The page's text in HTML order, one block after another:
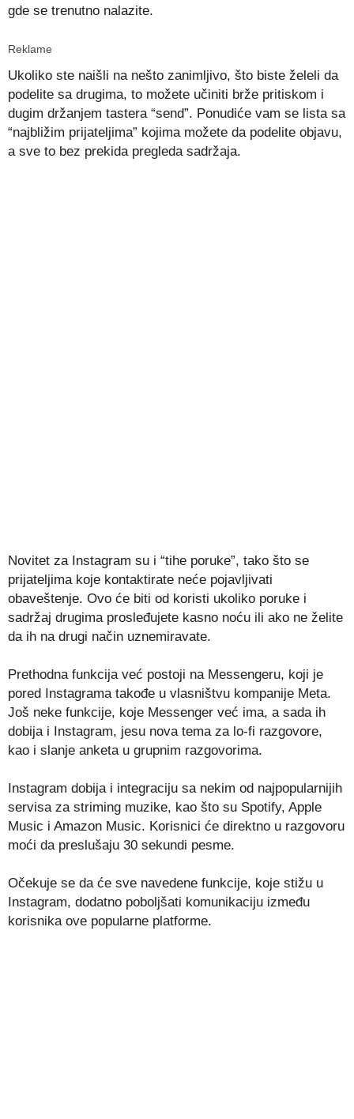
gde se trenutno nalazite.
Reklame
Ukoliko ste naišli na nešto zanimljivo, što biste želeli da
podelite sa drugima, to možete učiniti brže pritiskom i
dugim držanjem tastera “send”. Ponudiće vam se lista sa
“najbližim prijateljima” kojima možete da podelite objavu,
a sve to bez prekida pregleda sadržaja.
Novitet za Instagram su i “tihe poruke”, tako što se
prijateljima koje kontaktirate neće pojavljivati
obaveštenje. Ovo će biti od koristi ukoliko poruke i
sadržaj drugima prosleđujete kasno noću ili ako ne želite
da ih na drugi način uznemiravate.
Prethodna funkcija već postoji na Messengeru, koji je
pored Instagrama takođe u vlasništvu kompanije Meta.
Još neke funkcije, koje Messenger već ima, a sada ih
dobija i Instagram, jesu nova tema za lo-fi razgovore,
kao i slanje anketa u grupnim razgovorima.
Instagram dobija i integraciju sa nekim od najpopularnijih
servisa za striming muzike, kao što su Spotify, Apple
Music i Amazon Music. Korisnici će direktno u razgovoru
moći da preslušaju 30 sekundi pesme.
Očekuje se da će sve navedene funkcije, koje stižu u
Instagram, dodatno poboljšati komunikaciju između
korisnika ove popularne platforme.